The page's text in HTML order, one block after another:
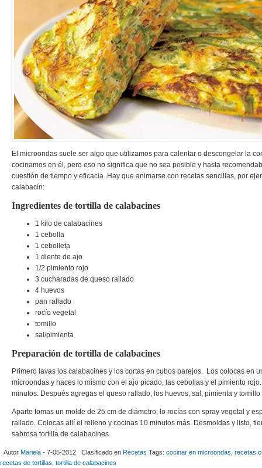
El microondas suele ser algo que utilizamos para calentar o descongelar la
cocinamos en él, pero eso no significa que no sea posible y hasta
cuestión de tiempo y eficacia. Hay que animarse con recetas sencillas, por
calabacín:
Ingredientes de tortilla de calabacines
1 kilo de calabacines
1 cebolla
1 cebolleta
1 diente de ajo
1/2 pimiento rojo
3 cucharadas de queso rallado
4 huevos
pan rallado
rocío vegetal
tomillo
sal/pimienta
Preparación de tortilla de calabacines
Primero lavas los calabacines y los cortas en cubos parejos. Los colocas en
microondas y haces lo mismo con el ajo picado, las cebollas y el pimiento
minutos. Después agregas el queso rallado, los huevos, sal, pimienta y
Aparte tomas un molde de 25 cm de diámetro, lo rocías con spray vegetal y
rallado. Colocas allí el relleno y cocinas 10 minutos más. Desmoldas y listo,
sabrosa tortilla de calabacines.
Autor Mariela - 7-05-2012 Clasificado en Recetas Tags: cocinar en microondas recetas
recetas de tortillas tortilla de calabacines